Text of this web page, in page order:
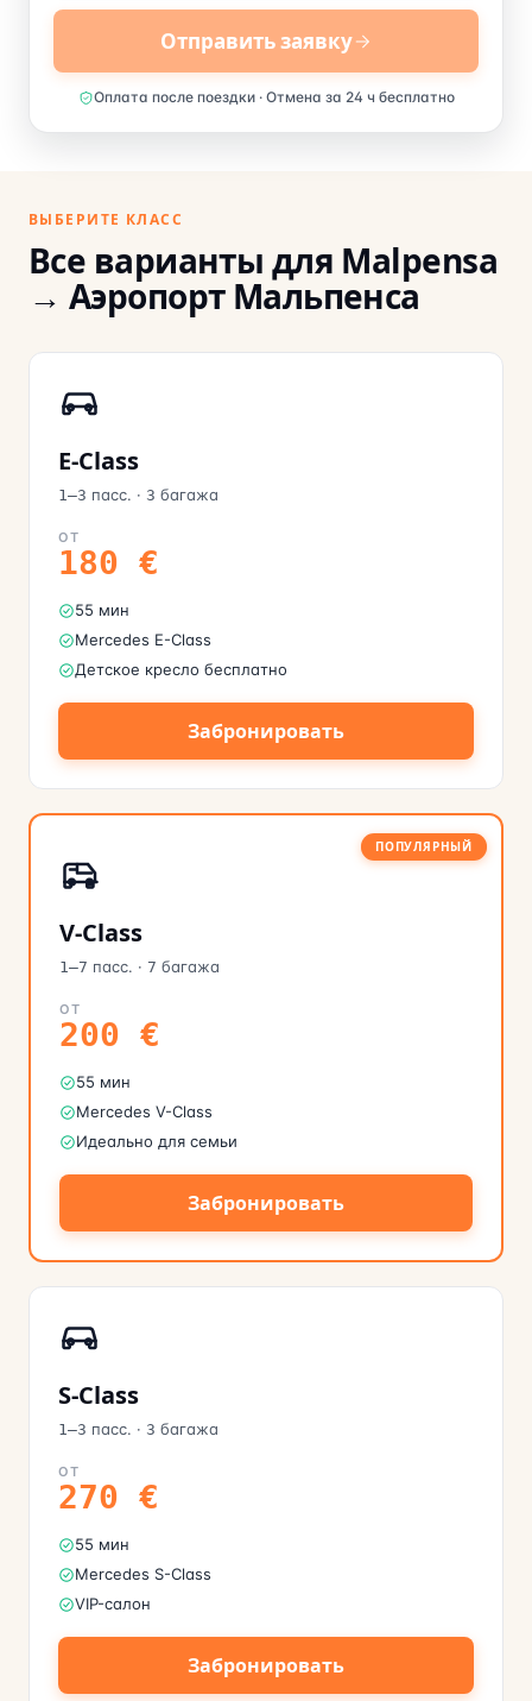
Отправить заявку
Оплата после поездки · Отмена за 24 ч бесплатно
ВЫБЕРИТЕ КЛАСС
Все варианты для Malpensa
→ Аэропорт Мальпенса
E-Class
1–3 пасс. · 3 багажа
ОТ
180 €
55 мин
Mercedes E-Class
Детское кресло бесплатно
Забронировать
ПОПУЛЯРНЫЙ
V-Class
1–7 пасс. · 7 багажа
ОТ
200 €
55 мин
Mercedes V-Class
Идеально для семьи
Забронировать
S-Class
1–3 пасс. · 3 багажа
ОТ
270 €
55 мин
Mercedes S-Class
VIP-салон
Забронировать